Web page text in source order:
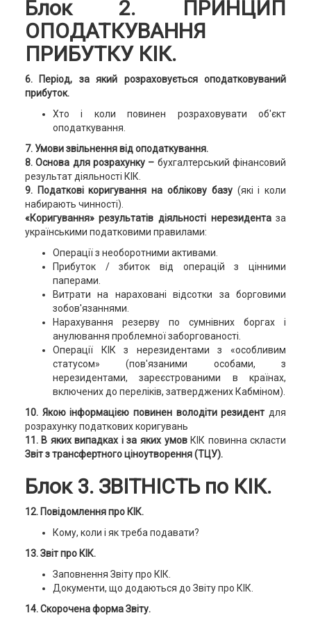
Блок 2. ПРИНЦИП
ОПОДАТКУВАННЯ
ПРИБУТКУ КІК.
6. Період, за який розраховується оподатковуваний
прибуток.
Хто і коли повинен розраховувати об'єкт
оподаткування.
7. Умови звільнення від оподаткування.
8. Основа для розрахунку – бухгалтерський фінансовий
результат діяльності КІК.
9. Податкові коригування на облікову базу (які і коли
набирають чинності).
«Коригування» результатів діяльності нерезидентаза
українськими податковими правилами:
Операції з необоротними активами.
Прибуток / збиток від операцій з цінними
паперами.
Витрати на нараховані відсотки за борговими
зобов'язаннями.
Нарахування резерву по сумнівних боргах і
анулювання проблемної заборгованості.
Операції КІК з нерезидентами з «особливим
статусом» (пов'язаними особами, з
нерезидентами, зареєстрованими в країнах,
включених до переліків, затверджених Кабміном).
10. Якою інформацією повинен володіти резидент для
розрахунку податкових коригувань
11. В яких випадках і за яких умов КІК повинна скласти
Звіт з трансфертного ціноутворення (ТЦУ).
Блок 3. ЗВІТНІСТЬ по КІК.
12. Повідомлення про КІК.
Кому, коли і як треба подавати?
13. Звіт про КІК.
Заповнення Звіту про КІК.
Документи, що додаються до Звіту про КІК.
14. Скорочена форма Звіту.